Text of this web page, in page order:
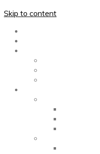
Skip to content